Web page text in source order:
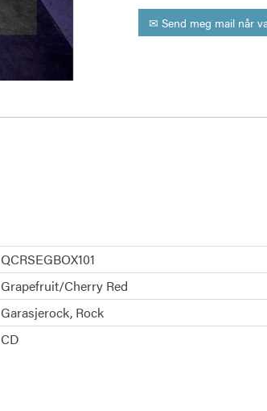
✉ Send meg mail når
QCRSEGBOX101
Grapefruit/Cherry Red
Garasjerock Rock
CD